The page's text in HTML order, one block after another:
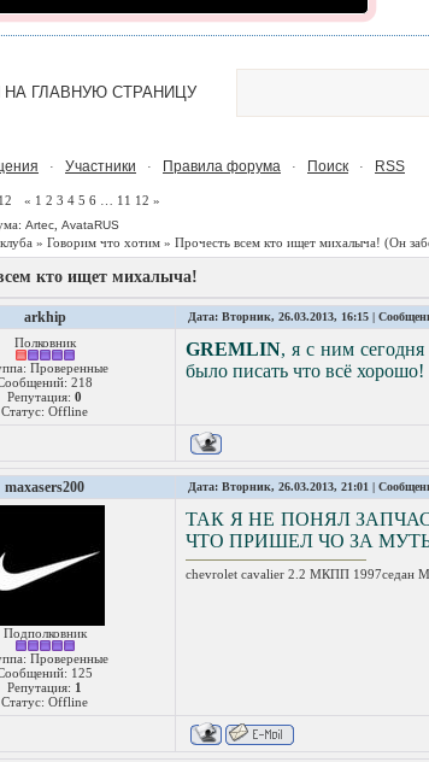
НА ГЛАВНУЮ СТРАНИЦУ
· Участники · Правила форума · Поиск · RSS
12 « 1 2 3 4 5 6 11 12 »
Artec AvataRUS
» Говорим что хотим » Прочесть всем кто ищет михалыча! (Он
кто ищет михалыча!
arkhip Дата: Вторник, 26.03.2013, 16:15 |
Полковник
Проверенные
218
Репутация: 0
Статус: Offline
GREMLIN, я с ним
было писать что всё хорошо!
maxasers200 Дата: Вторник, 26.03.2013, 21:01 |
Подполковник
Проверенные
125
Репутация: 1
Статус: Offline
ТАК Я НЕ ПОНЯЛ
ЧТО ПРИШЕЛ ЧО ЗА
chevrolet cavalier 2.2 МКПП 1997седан